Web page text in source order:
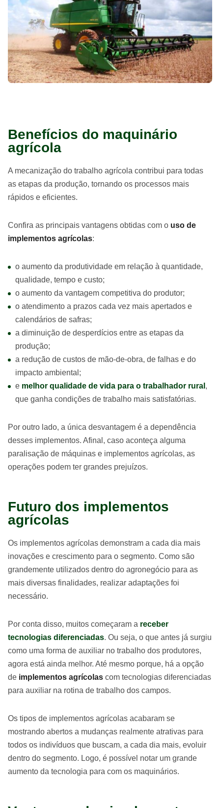
Benefícios do maquinário
agrícola
A mecanização do trabalho agrícola contribui para todas
as etapas da produção, tornando os processos mais
rápidos e eficientes.
Confira as principais vantagens obtidas com o uso de
implementos agrícolas:
o aumento da produtividade em relação à quantidade,
qualidade, tempo e custo;
o aumento da vantagem competitiva do produtor;
o atendimento a prazos cada vez mais apertados e
calendários de safras;
a diminuição de desperdícios entre as etapas da
produção;
a redução de custos de mão-de-obra, de falhas e do
impacto ambiental;
e melhor qualidade de vida para o trabalhador rural ,
que ganha condições de trabalho mais satisfatórias.
Por outro lado, a única desvantagem é a dependência
desses implementos. Afinal, caso aconteça alguma
paralisação de máquinas e implementos agrícolas, as
operações podem ter grandes prejuízos.
Futuro dos implementos
agrícolas
Os implementos agrícolas demonstram a cada dia mais
inovações e crescimento para o segmento. Como são
grandemente utilizados dentro do agronegócio para as
mais diversas finalidades, realizar adaptações foi
necessário.
Por conta disso, muitos começaram a receber
tecnologias diferenciadas. Ou seja, o que antes já surgiu
como uma forma de auxiliar no trabalho dos produtores,
agora está ainda melhor. Até mesmo porque, há a opção
de implementos agrícolas com tecnologias diferenciadas
para auxiliar na rotina de trabalho dos campos.
Os tipos de implementos agrícolas acabaram se
mostrando abertos a mudanças realmente atrativas para
todos os indivíduos que buscam, a cada dia mais, evoluir
dentro do segmento. Logo, é possível notar um grande
aumento da tecnologia para com os maquinários.